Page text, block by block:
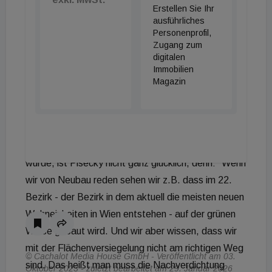
Sanierungsoffensive in Gang gebracht werden - die
Konzepte und notwendigen Maßnahmen dafür
Pisecky und Wild plädierten weiters für raschere
Genehmigungsverfahren, günstigere
wurde, ist Pisecky nicht ganz glücklich, denn: "Wenn
wir von Neubau reden sehen wir z.B. dass im 22.
Bezirk - der Bezirk in dem aktuell die meisten neuen
Wohneinheiten in Wien entstehen - auf der grünen
Wiese gebaut wird. Und wir aber wissen, dass wir
mit der Flächenversiegelung nicht am richtigen Weg
sind. Das heißt man muss die Nachverdichtung
Erstellen Sie Ihr
ausführliches
Personenprofil,
Zugang zum
digitalen
Immobilien
Magazin
© Cachalot Media House GmbH - Veröffentlicht am 03.
Oktober 2023 - zuletzt bearbeitet am 29. Januar 2026